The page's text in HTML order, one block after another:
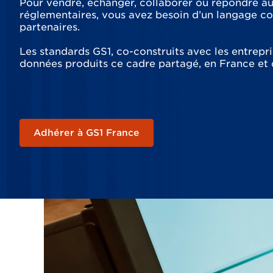
Pour vendre, échanger, collaborer ou répondre
réglementaires, vous avez besoin d’un langage
partenaires.
Les standards GS1, co-construits avec les
données produits ce cadre partagé, en France et
Adhérer à GS1 France